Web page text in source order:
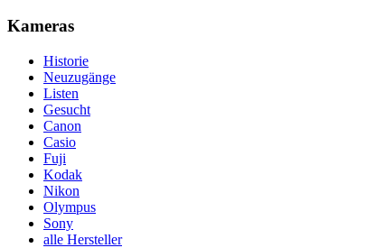
Kameras
Historie
Neuzugänge
Listen
Gesucht
Canon
Casio
Fuji
Kodak
Nikon
Olympus
Sony
alle Hersteller